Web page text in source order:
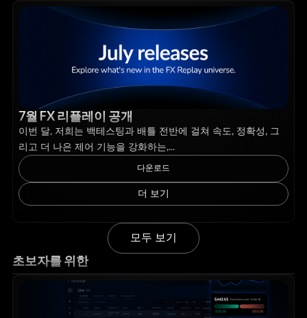
7월 FX 리플레이 공개
이번 달, 저희는 백테스팅과 배틀 전반에 걸쳐 속도, 정확성, 그
리고 더 나은 제어 기능을 강화하는,...
다운로드
더 보기
모두 보기
초보자를 위한